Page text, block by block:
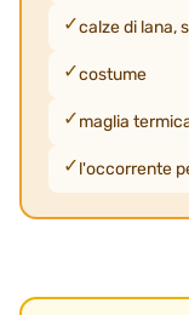
calze di lana,
costume
maglia
l'occorrente